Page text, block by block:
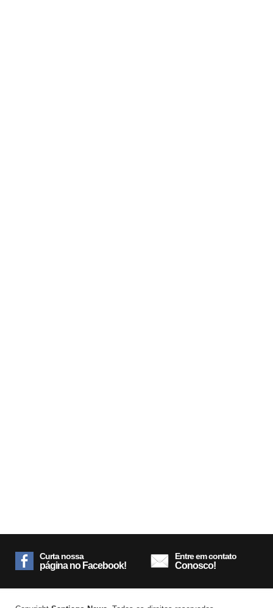
Curta nossa
página no Facebook!
Entre em contato
Conosco!